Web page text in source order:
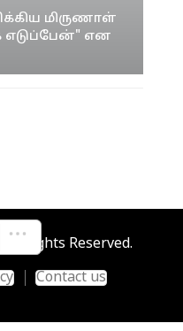
மிருணாள்
எடுப்பேன்" என
. All Rights Reserved.
Contact us